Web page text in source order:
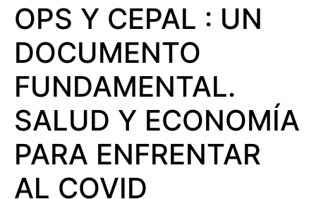
OPS Y CEPAL : UN
DOCUMENTO
FUNDAMENTAL.
SALUD Y ECONOMÍA
PARA ENFRENTAR
AL COVID